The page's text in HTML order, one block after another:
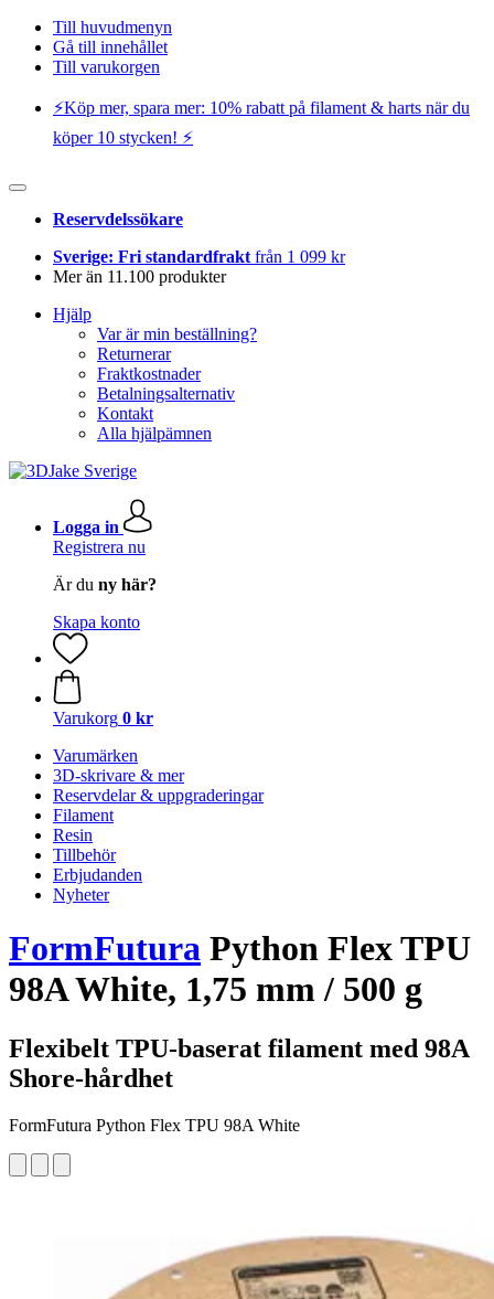
Till huvudmenyn
Gå till innehållet
Till varukorgen
⚡️Köp mer, spara mer: 10% rabatt på filament & harts när du
köper 10 stycken! ⚡️
Reservdelssökare
Sverige: Fri standardfrakt från 1 099 kr
Mer än 11.100 produkter
Hjälp
Var är min beställning?
Returnerar
Fraktkostnader
Betalningsalternativ
Kontakt
Alla hjälpämnen
Logga in
Registrera nu
Är du ny här?
Skapa konto
Varukorg 0 kr
Varumärken
3D-skrivare & mer
Reservdelar & uppgraderingar
Filament
Resin
Tillbehör
Erbjudanden
Nyheter
FormFutura Python Flex TPU
98A White, 1,75 mm / 500 g
Flexibelt TPU-baserat filament med 98A
Shore-hårdhet
FormFutura Python Flex TPU 98A White